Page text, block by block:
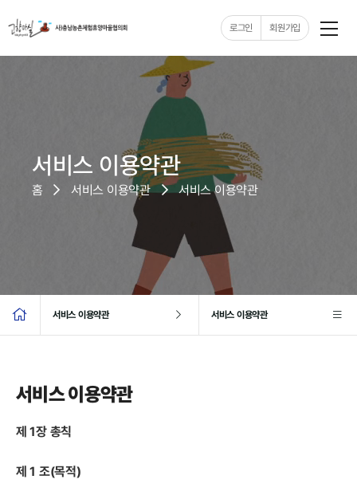
로그인 회원가입
서비스 이용약관
홈 서비스 이용약관 서비스 이용약관
서비스 이용약관 서비스 이용약관
서비스 이용약관
제 1장 총칙
제 1 조(목적)